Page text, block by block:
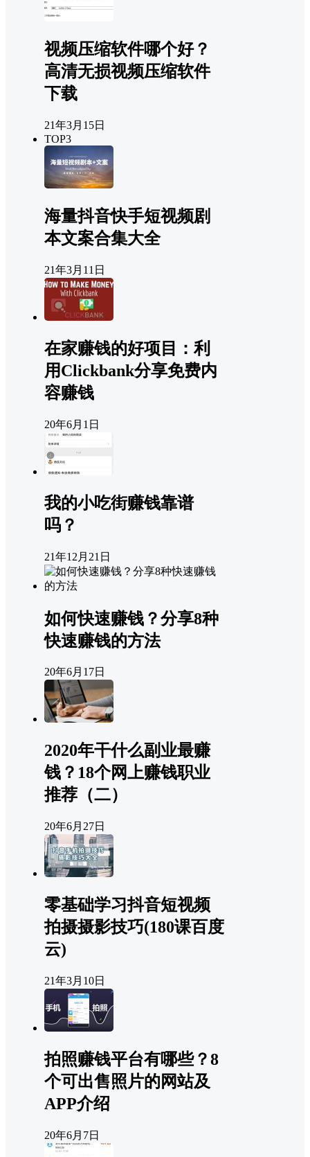
视频压缩软件哪个好？
高清无损视频压缩软件
下载
21年3月15日
TOP3
海量抖音快手短视频剧
本文案合集大全
21年3月11日
在家赚钱的好项目：利
用Clickbank分享免费内
容赚钱
20年6月1日
我的小吃街赚钱靠谱
吗？
21年12月21日
如何快速赚钱？分享8种
快速赚钱的方法
20年6月17日
2020年干什么副业最赚
钱？18个网上赚钱职业
推荐（二）
20年6月27日
零基础学习抖音短视频
拍摄摄影技巧(180课百度
云)
21年3月10日
拍照赚钱平台有哪些？8
个可出售照片的网站及
APP介绍
20年6月7日